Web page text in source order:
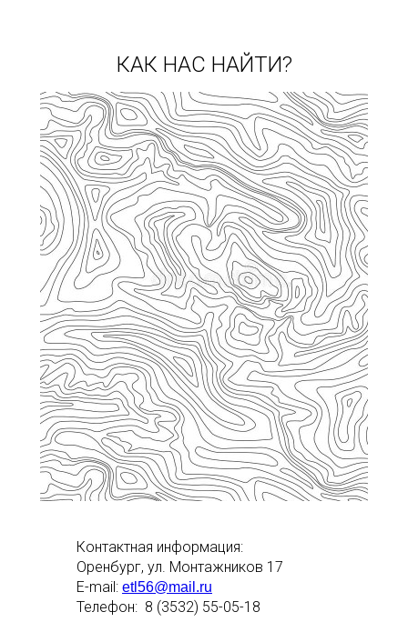
КАК НАС НАЙТИ?
Контактная информация:
Оренбург, ул. Монтажников 17
E-mail: etl56@mail.ru
Телефон: 8 (3532) 55-05-18